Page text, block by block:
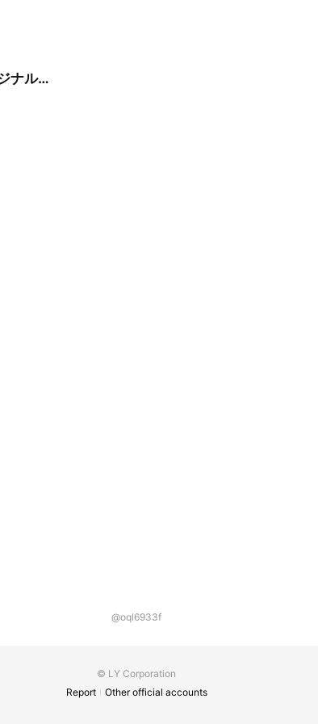
伊勢崎店オリジナルメニュー
@oql6933f
© LY Corporation
Report
Other official accounts